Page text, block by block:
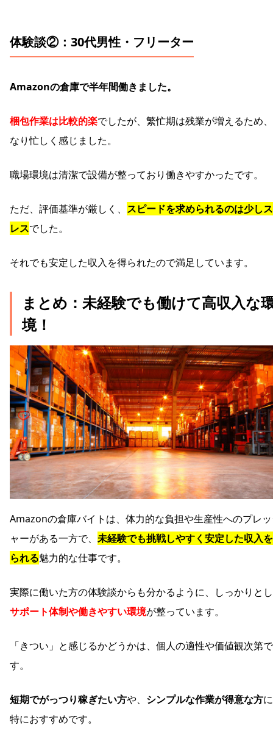
体験談②：30代男性・フリーター
Amazonの倉庫で半年間働きました。
梱包作業は比較的楽でしたが、繁忙期は残業が増えるため
なり忙しく感じました。
職場環境は清潔で設備が整っており働きやすかったです。
ただ、評価基準が厳しく、 スピードを求められるのは少し
レスでした。
それでも安定した収入を得られたので満足しています。
まとめ：未経験でも働けて高収入な
境！
Amazonの倉庫バイトは、体力的な負担や生産性へのプレ
ャーがある一方で、 未経験でも挑戦しやすく安定した収入
られる魅力的な仕事です。
実際に働いた方の体験談からも分かるように、しっかりと
サポート体制や働きやすい環境が整っています。
「きつい」と感じるかどうかは、個人の適性や価値観次第で
す。
短期でがっつり稼ぎたい方や、 シンプルな作業が得意な方
特におすすめです。